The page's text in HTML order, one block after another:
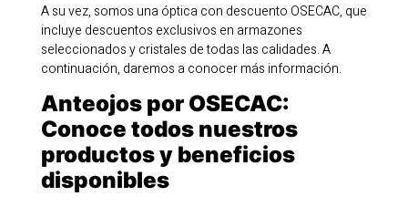
A su vez, somos una óptica con descuento OSECAC, que
incluye descuentos exclusivos en armazones
seleccionados y cristales de todas las calidades. A
continuación, daremos a conocer más información.
Anteojos por OSECAC:
Conoce todos nuestros
productos y beneficios
disponibles